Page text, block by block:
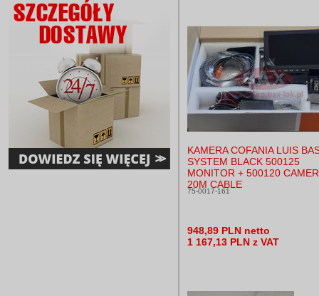
KAMERA COFANIA LUIS
SYSTEM BLACK 500125
MONITOR + 500120
20M CABLE
75-0017-161
948,89 PLN netto
1 167,13 PLN z VAT